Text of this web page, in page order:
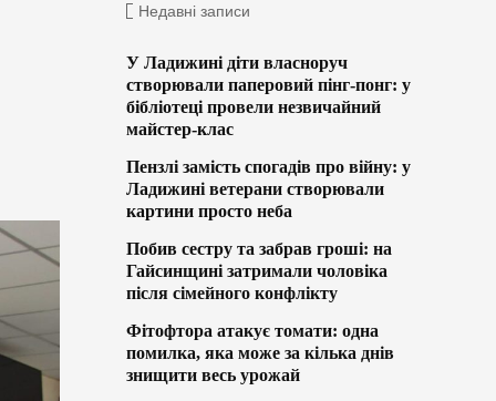
Недавні записи
У Ладижині діти власноруч
створювали паперовий пінг-понг: у
бібліотеці провели незвичайний
майстер-клас
Пензлі замість спогадів про війну: у
Ладижині ветерани створювали
картини просто неба
Побив сестру та забрав гроші: на
Гайсинщині затримали чоловіка
після сімейного конфлікту
Фітофтора атакує томати: одна
помилка, яка може за кілька днів
знищити весь урожай